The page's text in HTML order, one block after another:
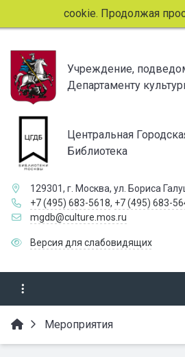
cookie. Продолжая просмотр
Учреждение,
Департаменту
Центральная
Библиотека
129301, г. Москва, ул. Бориса
+7 (495) 683-5618, +7 (495) 683-
mgdb@culture.mos.ru
Версия для слабовидящих
Мероприятия